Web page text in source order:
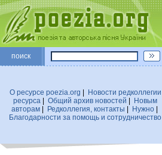
поиск
О ресурсе poezia.org
Новости редколлегии
ресурса
Общий архив новостей
Новым
авторам| Редколлегия, контакты Нужно|
Благодарности за помощь и сотрудничество